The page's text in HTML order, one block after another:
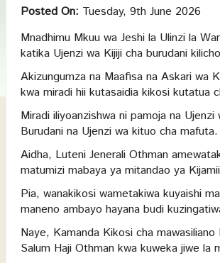
Posted On: Tuesday, 9th June 2026
Mnadhimu Mkuu wa Jeshi la Ulinzi la
katika Ujenzi wa Kijiji cha burudani
Akizungumza na Maafisa na Askari wa
kwa miradi hii kutasaidia kikosi kutatua
Miradi iliyoanzishwa ni pamoja na
Burudani na Ujenzi wa kituo cha mafuta.
Aidha, Luteni Jenerali Othman
matumizi mabaya ya mitandao ya
Pia, wanakikosi wametakiwa kuyaishi
maneno ambayo hayana budi
Naye, Kamanda Kikosi cha
Salum Haji Othman kwa kuweka jiwe la